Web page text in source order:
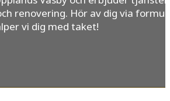
renovering. Hör av dig via
vi dig med taket!